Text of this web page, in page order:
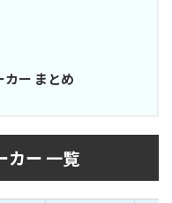
カー まとめ
カー 一覧